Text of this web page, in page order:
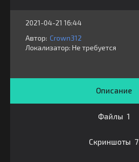
2021-04-21 16:44
Автор: Crown312
Локализатор: ⁣⁣⁣Не требуется
Описание
Файлы 1
Скриншоты 7